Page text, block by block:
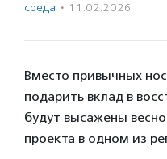
среда · 11.02.2026
Вместо привычных
подарить вклад в
будут высажены
проекта в одном из